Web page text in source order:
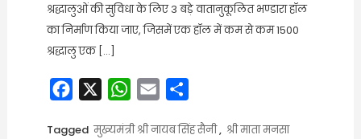
श्रद्धालुओं की सुविधा के लिए 3 बड़े वातानुकूलित भण्डारा हॉल
का निर्माण किया जाए, जिसमें एक हॉल में कम से कम 1500
श्रद्धालु एक […]
Facebook WhatsApp
Email
Tagged मुख्यमंत्री श्री नायब सिंह सैनी, श्री माता मनसा